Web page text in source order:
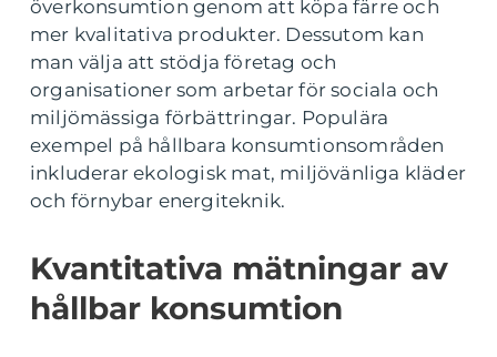
överkonsumtion genom att köpa färre och
mer kvalitativa produkter. Dessutom kan
man välja att stödja företag och
organisationer som arbetar för sociala och
miljömässiga förbättringar. Populära
exempel på hållbara konsumtionsområden
inkluderar ekologisk mat, miljövänliga kläder
och förnybar energiteknik.
Kvantitativa mätningar av
hållbar konsumtion